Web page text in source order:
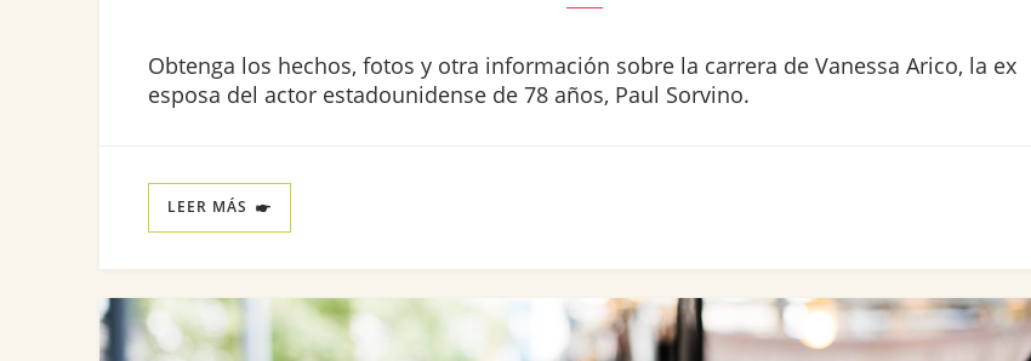
Obtenga los hechos, fotos y otra información sobre la carrera de Vanessa Arico, la ex
esposa del actor estadounidense de 78 años, Paul Sorvino.
LEER MÁS